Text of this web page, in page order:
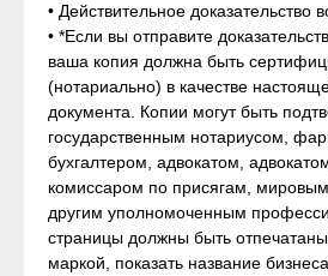
• Действительное доказательство
• *Если вы отправите
ваша копия должна быть
(нотариально) в качестве
документа. Копии могут быть
государственным нотариусом,
бухгалтером, адвокатом,
комиссаром по присягам,
другим уполномоченным
страницы должны быть
маркой, показать название